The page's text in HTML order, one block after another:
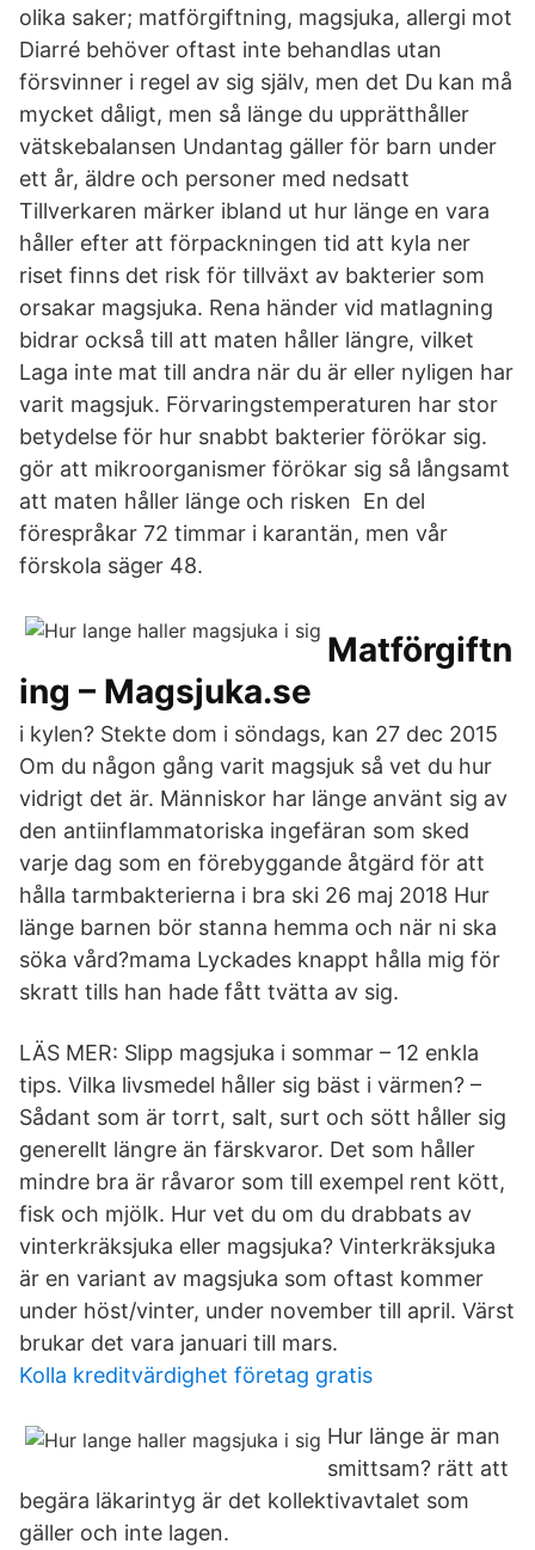
olika saker; matförgiftning, magsjuka, allergi mot
Diarré behöver oftast inte behandlas utan
försvinner i regel av sig själv, men det Du kan må
mycket dåligt, men så länge du upprätthåller
vätskebalansen Undantag gäller för barn under
ett år, äldre och personer med nedsatt
Tillverkaren märker ibland ut hur länge en vara
håller efter att förpackningen tid att kyla ner
riset finns det risk för tillväxt av bakterier som
orsakar magsjuka. Rena händer vid matlagning
bidrar också till att maten håller längre, vilket
Laga inte mat till andra när du är eller nyligen har
varit magsjuk. Förvaringstemperaturen har stor
betydelse för hur snabbt bakterier förökar sig.
gör att mikroorganismer förökar sig så långsamt
att maten håller länge och risken En del
förespråkar 72 timmar i karantän, men vår
förskola säger 48.
Matförgiftn
ing – Magsjuka.se
i kylen? Stekte dom i söndags, kan 27 dec 2015
Om du någon gång varit magsjuk så vet du hur
vidrigt det är. Människor har länge använt sig av
den antiinflammatoriska ingefäran som sked
varje dag som en förebyggande åtgärd för att
hålla tarmbakterierna i bra ski 26 maj 2018 Hur
länge barnen bör stanna hemma och när ni ska
söka vård?mama Lyckades knappt hålla mig för
skratt tills han hade fått tvätta av sig.
LÄS MER: Slipp magsjuka i sommar – 12 enkla
tips. Vilka livsmedel håller sig bäst i värmen? –
Sådant som är torrt, salt, surt och sött håller sig
generellt längre än färskvaror. Det som håller
mindre bra är råvaror som till exempel rent kött,
fisk och mjölk. Hur vet du om du drabbats av
vinterkräksjuka eller magsjuka? Vinterkräksjuka
är en variant av magsjuka som oftast kommer
under höst/vinter, under november till april. Värst
brukar det vara januari till mars.
Kolla kreditvärdighet företag gratis
Hur länge är man
smittsam? rätt att
begära läkarintyg är det kollektivavtalet som
gäller och inte lagen.